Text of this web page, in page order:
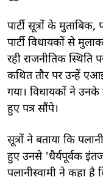
पार्टी सूत्रों के मुताबिक,
पार्टी विधायकों से
रही राजनीतिक स्थिति
कथित तौर पर उन्हें
गया। विधायकों ने उनके
हुए पत्र सौंपे।
सूत्रों ने बताया कि
हुए उनसे 'धैर्यपूर्वक
पलानीस्वामी ने कहा